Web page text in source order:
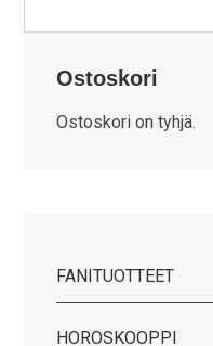
Ostoskori
Ostoskori on tyhjä.
FANITUOTTEET
HOROSKOOPPI